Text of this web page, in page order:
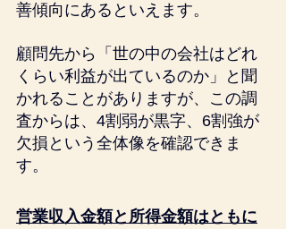
善傾向にあるといえます。
顧問先から「世の中の会社はどれ
くらい利益が出ているのか」と聞
かれることがありますが、この調
査からは、4割弱が黒字、6割強が
欠損という全体像を確認できま
す。
営業収入金額と所得金額はともに